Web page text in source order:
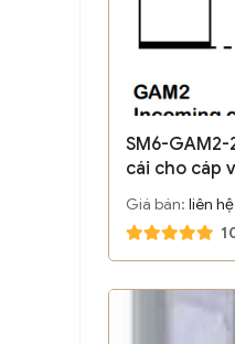
SM6-GAM2-
cái cho cáp
Giá bán: liên hệ